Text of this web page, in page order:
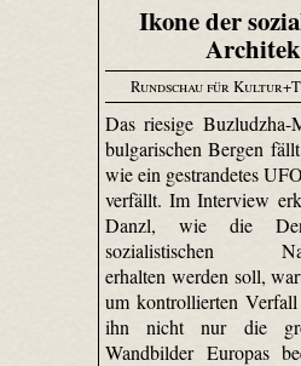
Ikone der
Rundschau für
Das riesige Buzludzha-
bulgarischen Bergen
wie ein gestrandetes
verfällt. Im Interview
Danzl, wie die
sozialistischen
erhalten werden soll,
um kontrollierten
ihn nicht nur die
Wandbilder Europas